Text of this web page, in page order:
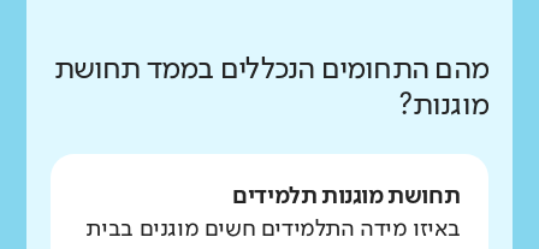
מהם התחומים הנכללים בממד תחושת
מוגנות?
תחושת מוגנות תלמידים
באיזו מידה התלמידים חשים מוגנים בבית